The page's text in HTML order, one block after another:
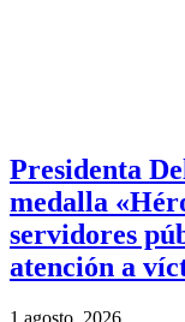
Presidenta
medalla
servidores
atención a
1 agosto, 2026